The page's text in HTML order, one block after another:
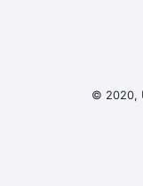
© 2020,